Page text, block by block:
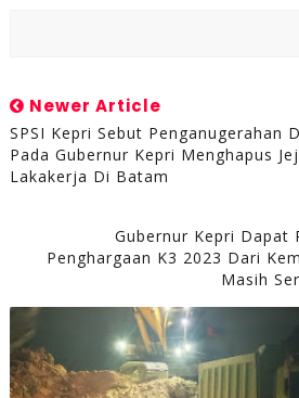
Newer Article
SPSI Kepri Sebut Penganugerahan
Pada Gubernur Kepri Menghapus
Lakakerja Di Batam
Gubernur Kepri Dapat
Penghargaan K3 2023 Dari
Masih